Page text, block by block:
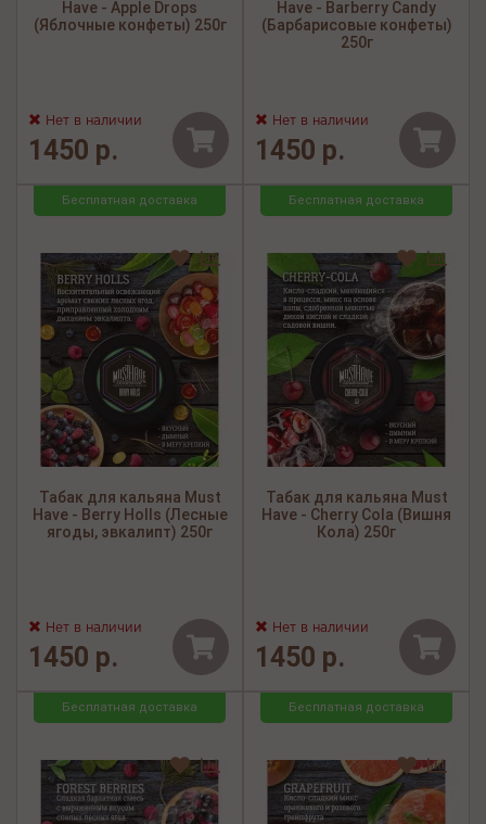
Have - Apple Drops
(Яблочные конфеты) 250г
Нет в наличии
1450 р.
Have - Barberry Candy
(Барбарисовые конфеты)
250г
Нет в наличии
1450 р.
Бесплатная доставка
Табак для кальяна Must
Have - Berry Holls (Лесные
ягоды, эвкалипт) 250г
Нет в наличии
1450 р.
Бесплатная доставка
Табак для кальяна Must
Have - Cherry Cola (Вишня
Кола) 250г
Нет в наличии
1450 р.
Бесплатная доставка Бесплатная доставка